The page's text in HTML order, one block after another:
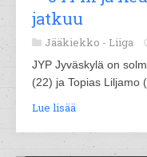
jatkuu
Jääkiekko - Liiga
JYP Jyväskylä on
(22) ja Topias Liljamo
Lue lisää